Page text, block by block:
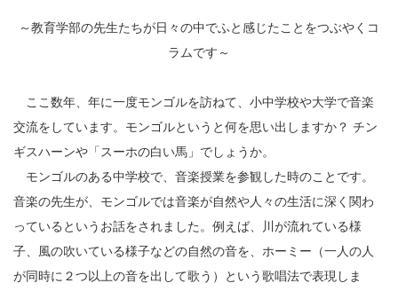
～教育学部の先生たちが日々の中でふと感じたことをつぶやくコ
ラムです～
ここ数年、年に一度モンゴルを訪ねて、小中学校や大学で音楽
交流をしています。モンゴルというと何を思い出しますか？ チン
ギスハーンや「スーホの白い馬」でしょうか。
モンゴルのある中学校で、音楽授業を参観した時のことです。
音楽の先生が、モンゴルでは音楽が自然や人々の生活に深く関わ
っているというお話をされました。例えば、川が流れている様
子、風の吹いている様子などの自然の音を、ホーミー（一人の人
が同時に２つ以上の音を出して歌う）という歌唱法で表現しま